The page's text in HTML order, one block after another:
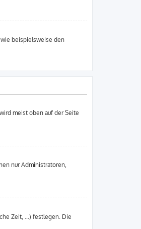
beispielsweise den
meist oben auf der Seite
nur Administratoren,
Zeit, ...) festlegen. Die